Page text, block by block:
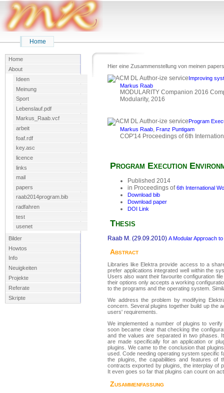
Home
Home
About
Ideen
Meinung
Sport
Lebenslauf.pdf
Markus_Raab.vcf
arbeit
foaf.rdf
key.asc
licence
links
mail
papers
raab2014program.bib
radfahren
test
usenet
Bilder
Howtos
Info
Neuigkeiten
Projekte
Referate
Skripte
Hier eine Zusammenstellung von meinen
Improving
Markus Raab
MODULARITY Companion 2016
Modularity, 2016
Program
Markus Raab, Franz Puntigam
COP'14 Proceedings of 6th
Program Execution
Published 2014
in Proceedings of6th International
Download bib
Download paper
DOI Link
Thesis
Raab M. (29.09.2010) A Modular Approach
Abstract
Libraries like Elektra provide access to a
prefer applications integrated well within the
Users also want their favourite configuration
their options only accepts a working
to the programs and the operating system.
We address the problem by modifying
concern. Several plugins together build up the
users' requirements.
We implemented a number of plugins to
soon became clear that checking the
and the values are separated in two phases.
are made specifically for an application or
plugins. We came to the conclusion that
used. Code needing operating system specific
the plugins, the capabilities and features of
contracts exported by plugins, the interplay of
It even goes so far that plugins can count on
Zusammenfassung